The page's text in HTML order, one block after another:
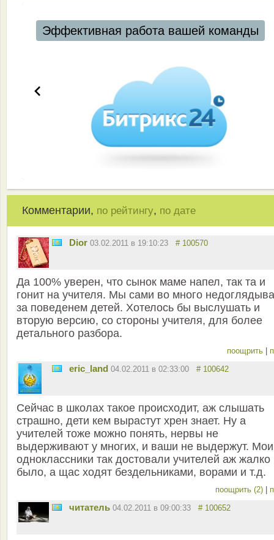
Эффективная работа вашей команды
Комментарии, по рейтингу, по дате
Dior 03.02.2011 в 19:10:23 # 100570
Да 100% уверен, что сынок маме напел, так та и
гонит на учителя. Мы сами во много
за поведенем детей. Хотелось бы выслушать и
вторую версию, со стороны учителя, для более
детального разбора.
поощрить
eric_land 04.02.2011 в 02:33:00 # 100642
Сейчас в школах такое происходит, аж слышать
страшно, дети кем вырастут хрен знает. Ну а
учителей тоже можно понять, нервы не
выдерживают у многих, и ваши не выдержут. Мои
одноклассники так достовали учителей аж жалко
было, а щас ходят бездельниками, ворами и т.д.
поощрить (2)
читатель 04.02.2011 в 09:00:33 # 100652